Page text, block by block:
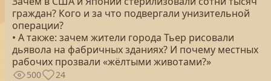
граждан? Кого и за что подвергали унизительной
операции?
• А также: зачем жители города Тьер рисовали
дьявола на фабричных зданиях? И почему местных
рабочих прозвали «жёлтыми животами?»
500 24